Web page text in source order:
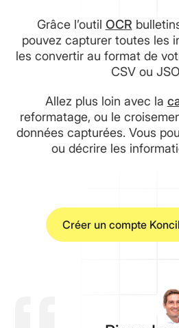
Grâce l’outil OCR
pouvez capturer toutes les
les convertir au format de
CSV ou
Allez plus loin avec la
reformatage, ou le
données capturées. Vous
ou décrire les
Créer un compte